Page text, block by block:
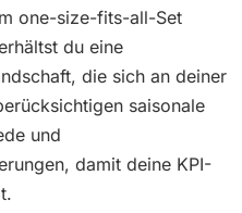
one-size-fits-all-Set
du eine
die sich an deiner
saisonale
und
damit deine KPI-